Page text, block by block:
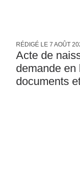
RÉDIGÉ LE 7 AOÛT
Acte de
demande en
documents